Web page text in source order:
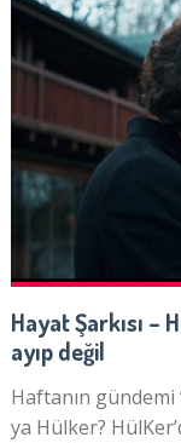
Hayat Şarkısı –
ayıp değil
Haftanın gündemi
ya Hülker?